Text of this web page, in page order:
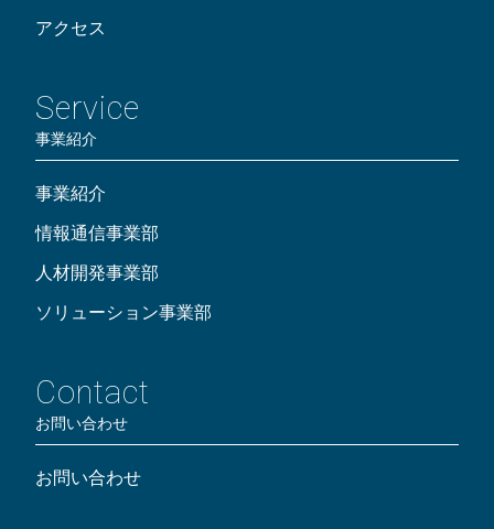
アクセス
Service
事業紹介
事業紹介
情報通信事業部
人材開発事業部
ソリューション事業部
Contact
お問い合わせ
お問い合わせ